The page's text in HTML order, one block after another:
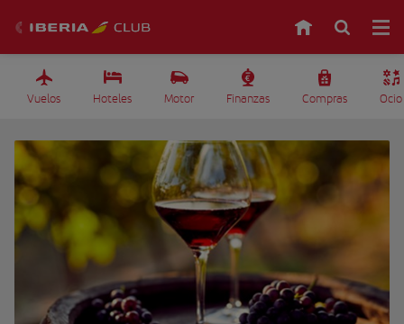
Vuelos Hoteles Motor Finanzas Compras Ocio